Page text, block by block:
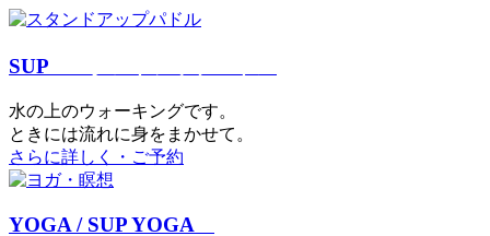
SUP
⽔の上のウォーキングです。
ときには流れに身をまかせて。
さらに詳しく・ご予約
YOGA / SUP YOGA